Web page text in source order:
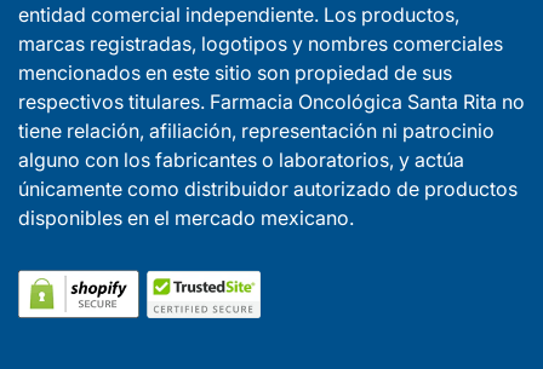
entidad comercial independiente. Los productos,
marcas registradas, logotipos y nombres comerciales
mencionados en este sitio son propiedad de sus
respectivos titulares. Farmacia Oncológica Santa Rita no
tiene relación, afiliación, representación ni patrocinio
alguno con los fabricantes o laboratorios, y actúa
únicamente como distribuidor autorizado de productos
disponibles en el mercado mexicano.